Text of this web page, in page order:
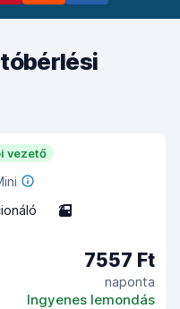
vezető
2
7557 Ft
naponta
Ingyenes lemondás